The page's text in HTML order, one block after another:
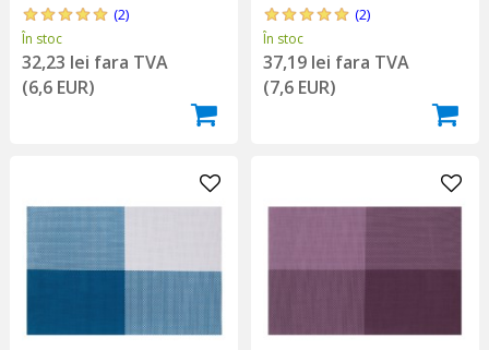
(2)
În stoc
32,23 lei fara TVA
(6,6 EUR)
(2)
În stoc
37,19 lei fara TVA
(7,6 EUR)